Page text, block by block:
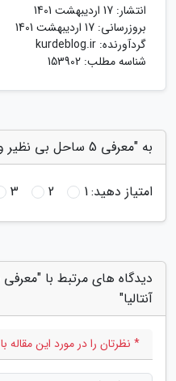
انتشار: 17 اردیبهشت 1401
بروزرسانی: 17 اردیبهشت 1401
گردآورنده: kurdeblog.ir
شناسه مطلب: 153902
به "معرفی 5 ساحل بی نظیر و مهیج در آنتالیا" امتیاز دهید
امتیاز دهید:1
2
3
آنتالیا"
* نظرتان را در مورد این مقاله